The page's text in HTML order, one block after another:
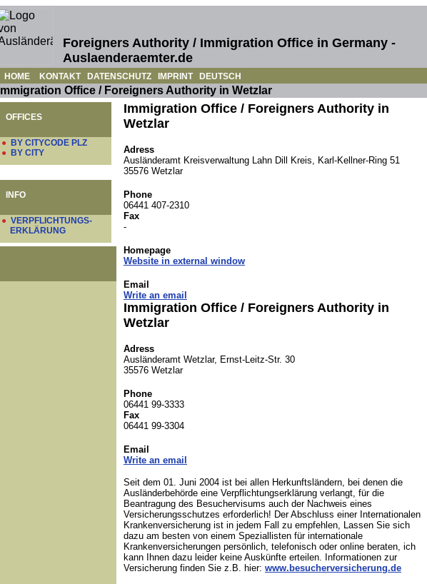
Foreigners Authority / Immigration Office in Germany -
Auslaenderaemter.de
HOME KONTAKT DATENSCHUTZ IMPRINT DEUTSCH
Immigration Office / Foreigners Authority in Wetzlar
OFFICES
● BY CITYCODE PLZ
● BY CITY
INFO
● VERPFLICHTUNGS-
ERKLÄRUNG
Immigration Office / Foreigners Authority in
Wetzlar
Adress
Ausländeramt Kreisverwaltung Lahn Dill Kreis, Karl-Kellner-Ring 51
35576 Wetzlar
Phone
06441 407-2310
Fax
-
Homepage
Website in external window
Email
Write an email
Immigration Office / Foreigners Authority in
Wetzlar
Adress
Ausländeramt Wetzlar, Ernst-Leitz-Str. 30
35576 Wetzlar
Phone
06441 99-3333
Fax
06441 99-3304
Email
Write an email
Seit dem 01. Juni 2004 ist bei allen Herkunftsländern, bei denen die
Ausländerbehörde eine Verpflichtungserklärung verlangt, für die
Beantragung des Besuchervisums auch der Nachweis eines
Versicherungsschutzes erforderlich! Der Abschluss einer Internationalen
Krankenversicherung ist in jedem Fall zu empfehlen, Lassen Sie sich
dazu am besten von einem Speziallisten für internationale
Krankenversicherungen persönlich, telefonisch oder online beraten, ich
kann Ihnen dazu leider keine Auskünfte erteilen. Informationen zur
Versicherung finden Sie z.B. hier: www.besucherversicherung.de